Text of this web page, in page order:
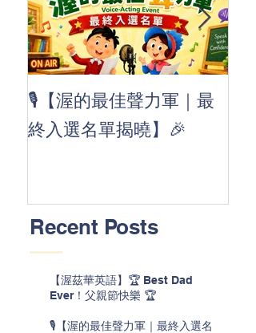
🎙️【渥的最佳聲力軍｜最
終入選名單揭曉】🎉
Recent Posts
【渥茲華英語】🏆 Best Dad
Ever！父親節快樂 🏆
🎙️【渥的最佳聲力軍｜最終入選名